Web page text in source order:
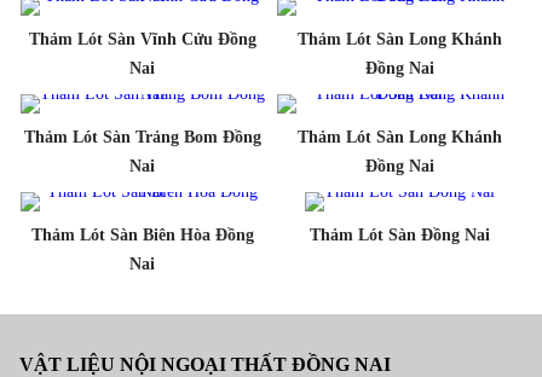
Thảm Lót Sàn Vĩnh Cửu Đồng
Nai
Thảm Lót Sàn Long Khánh
Đồng Nai
Thảm Lót Sàn Trảng Bom Đồng
Nai
Thảm Lót Sàn Long Khánh
Đồng Nai
Thảm Lót Sàn Biên Hòa Đồng
Nai
Thảm Lót Sàn Đồng Nai
VẬT LIỆU NỘI NGOẠI THẤT ĐỒNG NAI